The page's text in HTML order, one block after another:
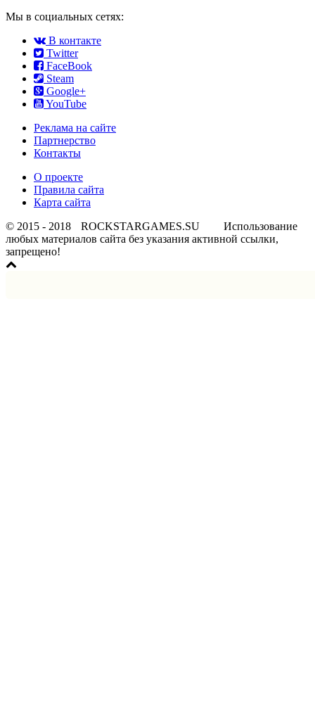
Мы в социальных сетях:
В контакте
Twitter
FaceBook
Steam
Google+
YouTube
Реклама на сайте
Партнерство
Контакты
О проекте
Правила сайта
Карта сайта
© 2015 - 2018
ROCKSTARGAMES.SU
Использование
любых материалов сайта без указания активной ссылки,
запрещено!